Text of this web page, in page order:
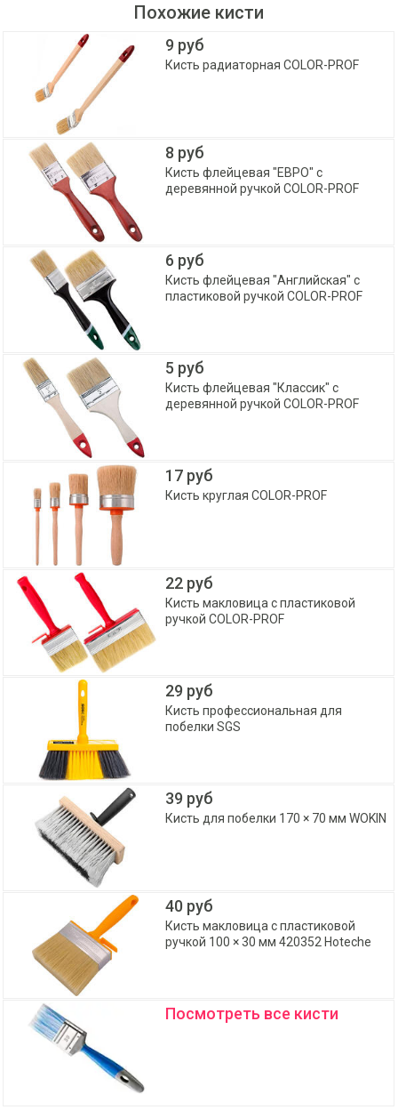
Похожие кисти
9 руб
Кисть радиаторная COLOR-PROF
8 руб
Кисть флейцевая "ЕВРО" с
деревянной ручкой COLOR-PROF
6 руб
Кисть флейцевая "Английская" с
пластиковой ручкой COLOR-PROF
5 руб
Кисть флейцевая "Классик" с
деревянной ручкой COLOR-PROF
17 руб
Кисть круглая COLOR-PROF
22 руб
Кисть макловица с пластиковой
ручкой COLOR-PROF
29 руб
Кисть профессиональная для
побелки SGS
39 руб
Кисть для побелки 170 × 70 мм WOKIN
40 руб
Кисть макловица с пластиковой
ручкой 100 × 30 мм 420352 Hoteche
Посмотреть все кисти